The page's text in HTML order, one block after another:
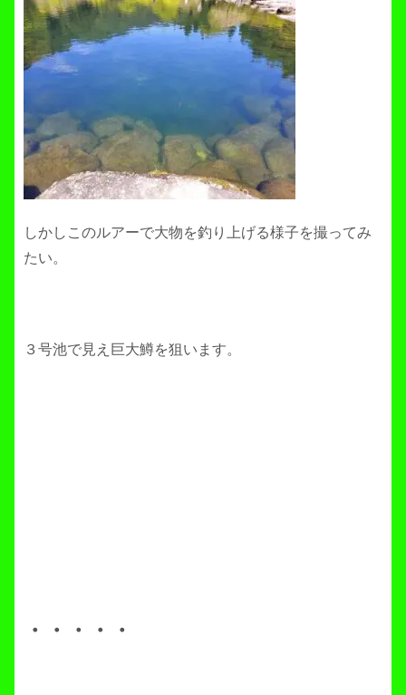
しかしこのルアーで大物を釣り上げる様子を撮ってみ
たい。
３号池で見え巨大鱒を狙います。
・・・・・